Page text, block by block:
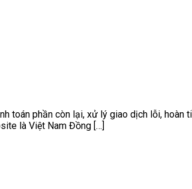
toán phần còn lại, xử lý giao dịch lỗi,
là Việt Nam Đồng […]